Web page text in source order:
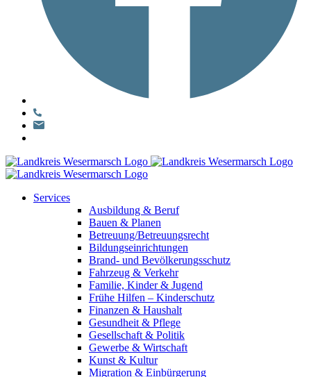
Services
Ausbildung & Beruf
Bauen & Planen
Betreuung/Betreuungsrecht
Bildungseinrichtungen
Brand- und Bevölkerungsschutz
Fahrzeug & Verkehr
Familie, Kinder & Jugend
Frühe Hilfen – Kinderschutz
Finanzen & Haushalt
Gesundheit & Pflege
Gesellschaft & Politik
Gewerbe & Wirtschaft
Kunst & Kultur
Migration & Einbürgerung